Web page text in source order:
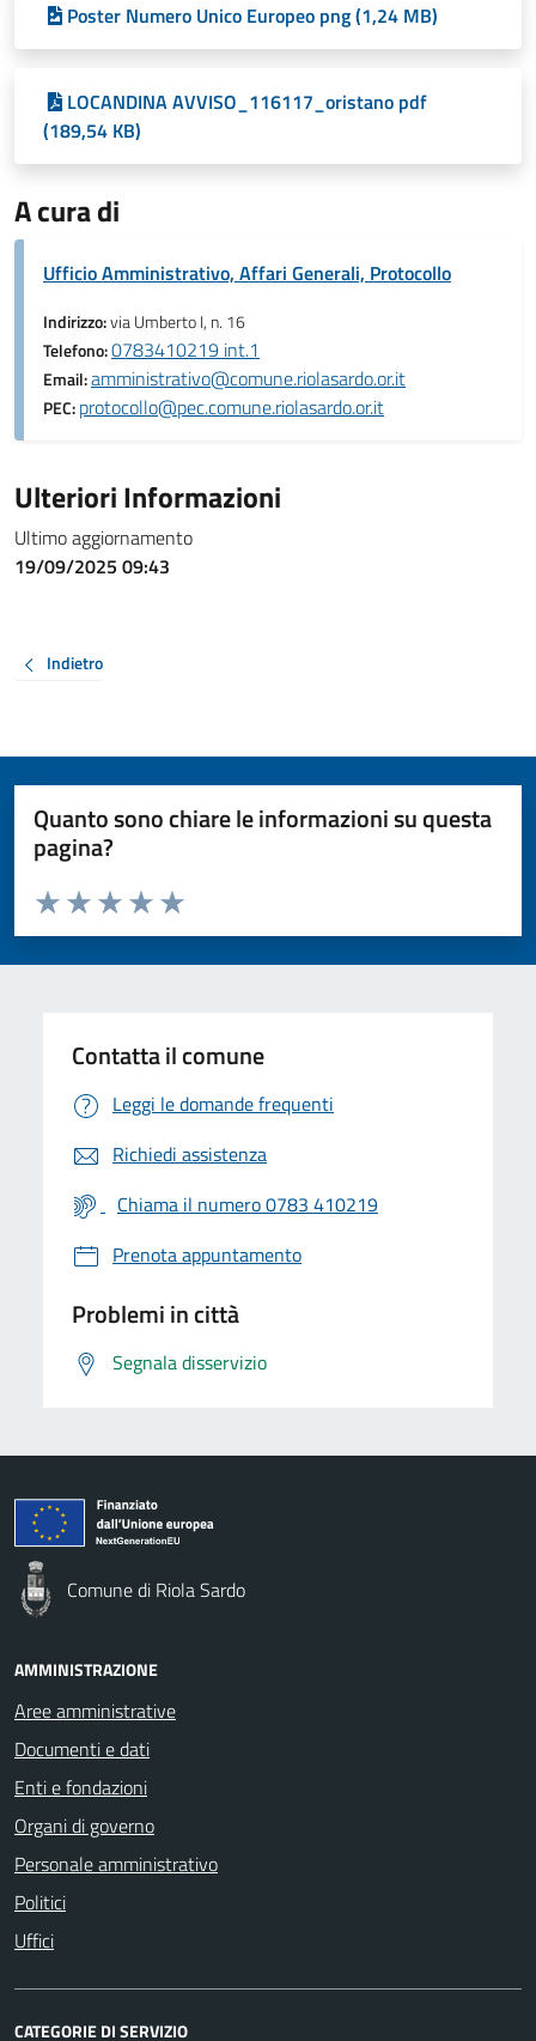
Poster Numero Unico Europeo png (1,24 MB)
LOCANDINA AVVISO_116117_oristano pdf
(189,54 KB)
A cura di
Ufficio Amministrativo, Affari Generali, Protocollo
Indirizzo:via Umberto I, n. 16
Telefono:0783410219 int.1
Email:amministrativo@comune.riolasardo.or.it
PEC:protocollo@pec.comune.riolasardo.or.it
Ulteriori Informazioni
Ultimo aggiornamento
19/09/2025 09:43
Indietro
Quanto sono chiare le informazioni su questa
pagina?
Valuta da 1 a 5 stelle la pagina
Valuta 5 stelle su 5
Valuta 4 stelle su 5
Valuta 3 stelle su 5
Valuta 2 stelle su 5
Valuta 1 stelle su 5
Contatta il comune
Leggi le domande frequenti
Richiedi assistenza
Chiama il numero 0783 410219
Prenota appuntamento
Problemi in città
Segnala disservizio
Comune di Riola Sardo
AMMINISTRAZIONE
Aree amministrative
Documenti e dati
Enti e fondazioni
Organi di governo
Personale amministrativo
Politici
Uffici
CATEGORIE DI SERVIZIO